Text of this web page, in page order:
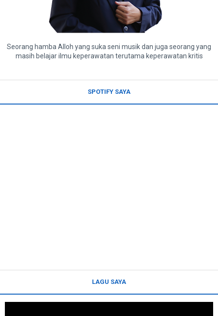
Seorang hamba Alloh yang suka seni musik dan juga seorang yang
masih belajar ilmu keperawatan terutama keperawatan kritis
SPOTIFY SAYA
LAGU SAYA